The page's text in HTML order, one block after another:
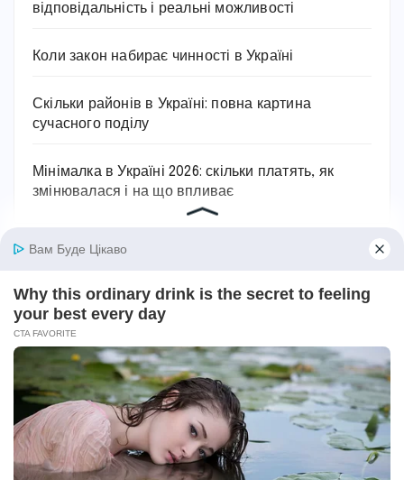
відповідальність і реальні можливості
Коли закон набирає чинності в Україні
Скільки районів в Україні: повна картина
сучасного поділу
Мінімалка в Україні 2026: скільки платять, як
змінювалася і на що впливає
Останні коментарі
ОльгадоЯк лікувати пієлонефрит в домашніх
умовах: вичерпний посібник
Марiя доЯк проявляється цистит: основні
симптоми та ознаки захворювання
КаринадоЯк швидко вилікувати цистит в
домашніх умовах: ефективні кроки для